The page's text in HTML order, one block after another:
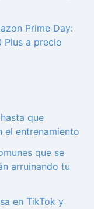
Prime Day:
Plus a precio
que
el entrenamiento
que se
arruinando tu
en TikTok y